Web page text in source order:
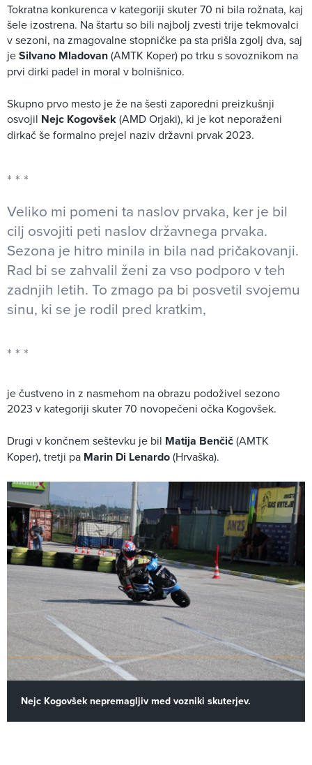
Tokratna konkurenca v kategoriji skuter 70 ni bila rožnata, kaj
šele izostrena. Na štartu so bili najbolj zvesti trije tekmovalci
v sezoni, na zmagovalne stopničke pa sta prišla zgolj dva, saj
jeSilvano Mladovan(AMTK Koper) po trku s sovoznikom na
prvi dirki padel in moral v bolnišnico.
Skupno prvo mesto je že na šesti zaporedni preizkušnji
osvojil Nejc Kogovšek(AMD Orjaki), ki je kot neporaženi
dirkač še formalno prejel naziv državni prvak 2023.
Veliko mi pomeni ta naslov prvaka, ker je bil
cilj osvojiti peti naslov državnega prvaka.
Sezona je hitro minila in bila nad pričakovanji.
Rad bi se zahvalil ženi za vso podporo v teh
zadnjih letih. To zmago pa bi posvetil svojemu
sinu, ki se je rodil pred kratkim,
je čustveno in z nasmehom na obrazu podoživel sezono
2023 v kategoriji skuter 70 novopečeni očka Kogovšek.
Drugi v končnem seštevku je bil Matija Benčič(AMTK
Koper), tretji pa Marin Di Lenardo(Hrvaška).
Nejc Kogovšek nepremagljiv med vozniki skuterjev.